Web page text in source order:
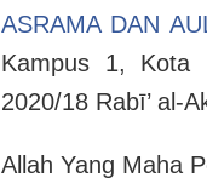
ASRAMA DAN
Kampus 1, Kota
2020/18 Rabī’ al-
Allah Yang Maha